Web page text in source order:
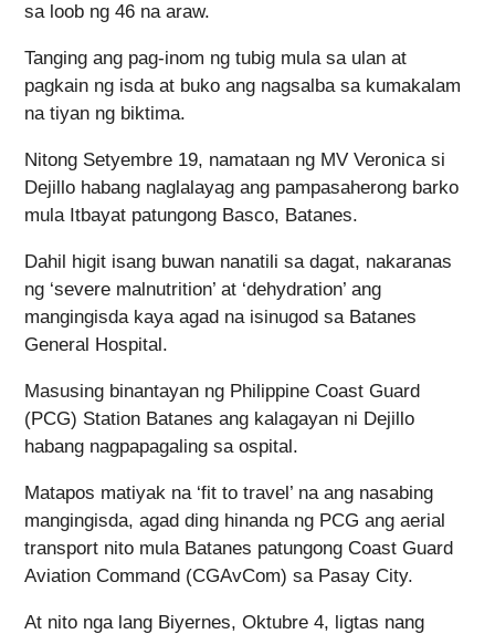
sa loob ng 46 na araw.
Tanging ang pag-inom ng tubig mula sa ulan at
pagkain ng isda at buko ang nagsalba sa kumakalam
na tiyan ng biktima.
Nitong Setyembre 19, namataan ng MV Veronica si
Dejillo habang naglalayag ang pampasaherong barko
mula Itbayat patungong Basco, Batanes.
Dahil higit isang buwan nanatili sa dagat, nakaranas
ng ‘severe malnutrition’ at ‘dehydration’ ang
mangingisda kaya agad na isinugod sa Batanes
General Hospital.
Masusing binantayan ng Philippine Coast Guard
(PCG) Station Batanes ang kalagayan ni Dejillo
habang nagpapagaling sa ospital.
Matapos matiyak na ‘fit to travel’ na ang nasabing
mangingisda, agad ding hinanda ng PCG ang aerial
transport nito mula Batanes patungong Coast Guard
Aviation Command (CGAvCom) sa Pasay City.
At nito nga lang Biyernes, Oktubre 4, ligtas nang